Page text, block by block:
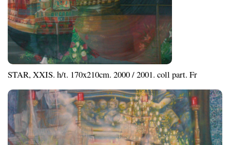
STAR, XXIS. h/t. 170x210cm. 2000 / 2001. coll part. Fr